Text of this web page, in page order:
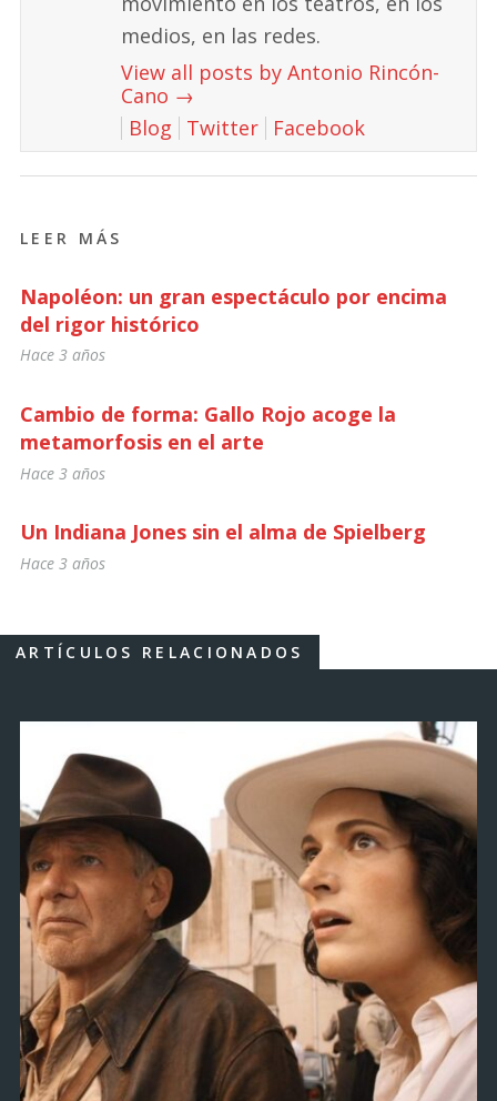
medios, en las redes.
View all posts by Antonio Rincón-
Cano →
Blog
Twitter Facebook
LEER MÁS
Napoléon: un gran espectáculo por encima
del rigor histórico
Hace 3 años
Cambio de forma: Gallo Rojo acoge la
metamorfosis en el arte
Hace 3 años
Un Indiana Jones sin el alma de Spielberg
Hace 3 años
ARTÍCULOS RELACIONADOS